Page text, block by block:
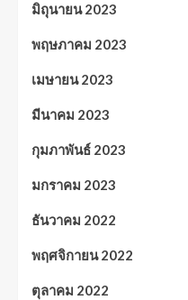
มิถุนายน 2023
พฤษภาคม 2023
เมษายน 2023
มีนาคม 2023
กุมภาพันธ์ 2023
มกราคม 2023
ธันวาคม 2022
พฤศจิกายน 2022
ตุลาคม 2022